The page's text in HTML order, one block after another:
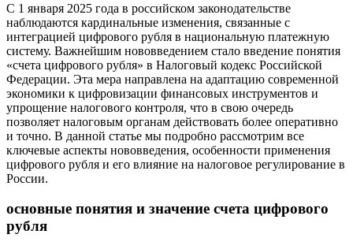
С 1 января 2025 года в российском законодательстве
наблюдаются кардинальные изменения, связанные с
интеграцией цифрового рубля в национальную платежную
систему. Важнейшим нововведением стало введение понятия
«счета цифрового рубля» в Налоговый кодекс Российской
Федерации. Эта мера направлена на адаптацию современной
экономики к цифровизации финансовых инструментов и
упрощение налогового контроля, что в свою очередь
позволяет налоговым органам действовать более оперативно
и точно. В данной статье мы подробно рассмотрим все
ключевые аспекты нововведения, особенности применения
цифрового рубля и его влияние на налоговое регулирование в
России.
основные понятия и значение счета цифрового
рубля